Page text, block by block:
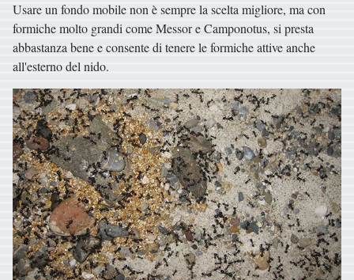
Usare un fondo mobile non è sempre la scelta migliore, ma con
formiche molto grandi come Messor e Camponotus, si presta
abbastanza bene e consente di tenere le formiche attive anche
all'esterno del nido.